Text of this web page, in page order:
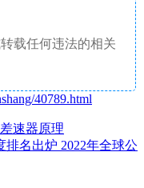
载任何违法的相关
40789.html
速器原理
排名出炉 2022年全球公